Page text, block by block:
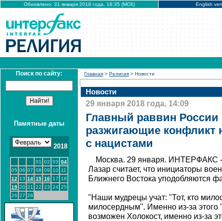
Обновлено: 31 января 2018 года, 18:35 (МСК) English
Поиск по сайту:
Памятные даты
2018
01 02 03 04
05 06 07 08 09 10
11
12 13 14 15 16 17
18
19 20 21 22 23 24 25
26 27 28
Главная > Религия > Новости
Новости
29 января 2018 года, 14:09
Главный раввин
разжигающие конфликт
с нацистами
Москва. 29 января. ИНТЕРФАКС
Лазар считает, что инициаторы
Ближнего Востока уподобляются
"Наши мудрецы учат: "Тот, кто
милосердным". Именно из-за этого
возможен Холокост, именно из-за